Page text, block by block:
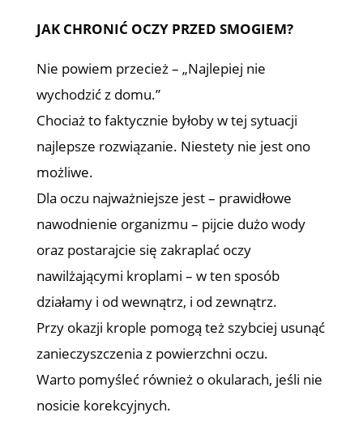
JAK CHRONIĆ OCZY PRZED SMOGIEM?
Nie powiem przecież – „Najlepiej nie
wychodzić z domu.”
Chociaż to faktycznie byłoby w tej sytuacji
najlepsze rozwiązanie. Niestety nie jest ono
możliwe.
Dla oczu najważniejsze jest – prawidłowe
nawodnienie organizmu – pijcie dużo wody
oraz postarajcie się zakraplać oczy
nawilżającymi kroplami – w ten sposób
działamy i od wewnątrz, i od zewnątrz.
Przy okazji krople pomogą też szybciej usunąć
zanieczyszczenia z powierzchni oczu.
Warto pomyśleć również o okularach, jeśli nie
nosicie korekcyjnych.